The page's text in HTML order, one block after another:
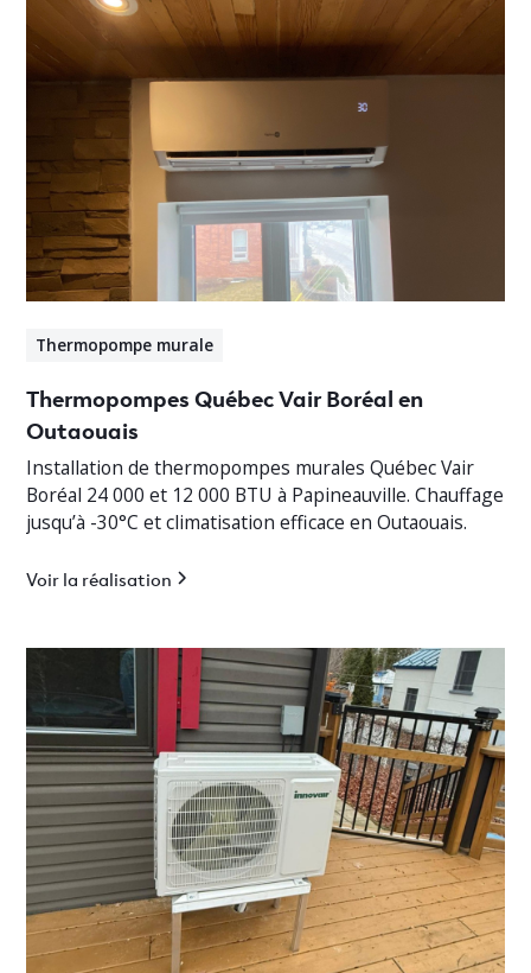
Thermopompe murale
Thermopompes Québec Vair Boréal en
Outaouais
Installation de thermopompes murales Québec Vair
Boréal 24 000 et 12 000 BTU à Papineauville. Chauffage
jusqu’à -30°C et climatisation efficace en Outaouais.
Voir la réalisation